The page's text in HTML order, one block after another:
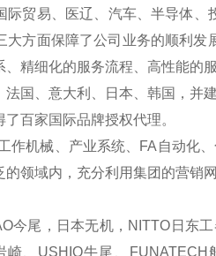
际贸易、医辽、汽车、半导体
方面保障了公司业务的顺利
精细化的服务流程、高性能的
国、意大利、日本、韩国，并
百家国际品牌授权代理。
机械、产业系统、FA自动化
领域内，充分利用集团的营销
尾，日本无机，NITTO日东工
、USHIO牛尾、